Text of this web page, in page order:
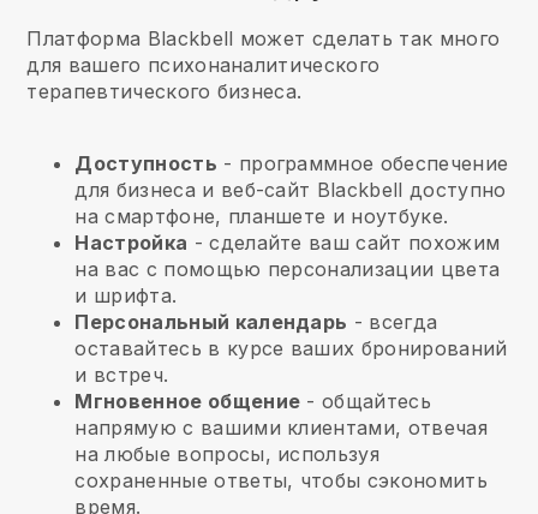
Платформа Blackbell может сделать так много
для вашего психонаналитического
терапевтического бизнеса.
Доступность - программное обеспечение
для бизнеса и веб-сайт Blackbell доступно
на смартфоне, планшете и ноутбуке.
Настройка - сделайте ваш сайт похожим
на вас с помощью персонализации цвета
и шрифта.
Персональный календарь - всегда
оставайтесь в курсе ваших бронирований
и встреч.
Мгновенное общение - общайтесь
напрямую с вашими клиентами, отвечая
на любые вопросы, используя
сохраненные ответы, чтобы сэкономить
время.